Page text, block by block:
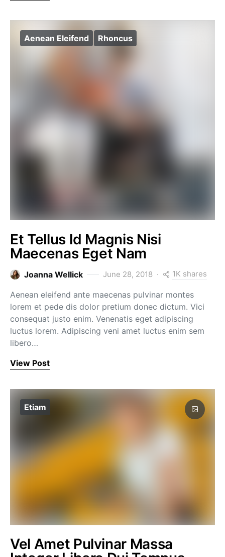
Aenean Eleifend Rhoncus
Et Tellus Id Magnis Nisi
Maecenas Eget Nam
Joanna Wellick June 28, 2018 1K shares
Aenean eleifend ante maecenas pulvinar montes
lorem et pede dis dolor pretium donec dictum. Vici
consequat justo enim. Venenatis eget adipiscing
luctus lorem. Adipiscing veni amet luctus enim sem
libero…
View Post
Etiam
Vel Amet Pulvinar Massa